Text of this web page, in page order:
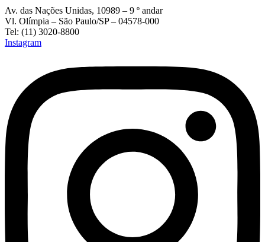
Av. das Nações Unidas, 10989 – 9 º andar
Vl. Olímpia – São Paulo/SP – 04578-000
Tel: (11) 3020-8800
Instagram